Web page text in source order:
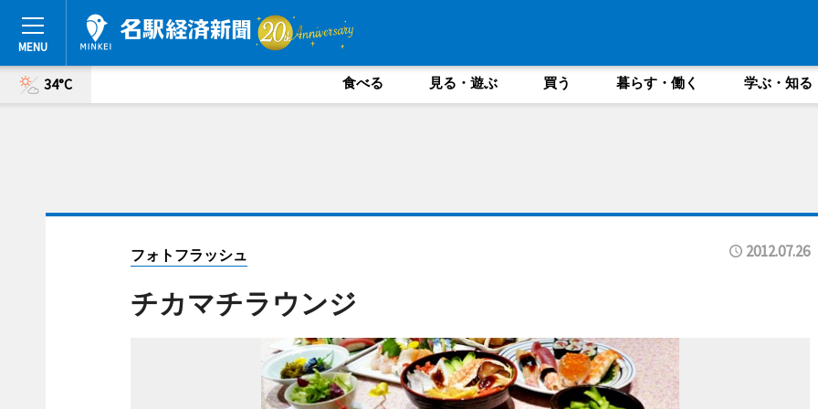
34°C 食べる 見る・遊ぶ 買う 暮らす・働く 学ぶ・知る
フォトフラッシュ 2012.07.26
チカマチラウンジ